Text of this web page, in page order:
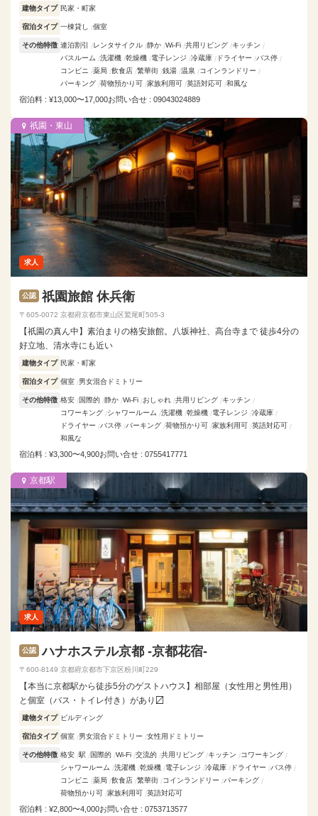
建物タイプ 民家・町家
宿泊タイプ 一棟貸し 個室
その他特徴 連泊割引 レンタサイクル 静か Wi-Fi 共用リビング
キッチン
バスルーム
洗濯機 乾燥機 電子レンジ 冷蔵庫 ドライヤー
バス停
コンビニ
薬局 飲食店 繁華街 銭湯 温泉
コインランドリー
パーキング 荷物預かり可 家族利用可 英語対応可 和風な
宿泊料 : ¥13,000〜17,000お問い合せ : 09043024889
公認 祇園旅館 休兵衛
〒605-0072 京都府京都市東山区鷲尾町505-3
祇園・東山
【祇園の真ん中】素泊まりの格安旅館。八坂神社、高台寺まで 徒歩4分の
好立地、清水寺にも近い
建物タイプ 民家・町家
宿泊タイプ 個室 男女混合ドミトリー
その他特徴 格安 国際的 静か Wi-Fi おしゃれ 共用リビング
キッチン
コワーキング
シャワールーム 洗濯機 乾燥機 電子レンジ
冷蔵庫
ドライヤー
バス停 パーキング 荷物預かり可 家族利用可 英語対応可
和風な
宿泊料 : ¥3,300〜4,900お問い合せ : 0755417771
求人
公認 ハナホステル京都 -京都花宿-
〒600-8149 京都府京都市下京区粉川町229
京都駅
【本当に京都駅から徒歩5分のゲストハウス】相部屋（女性用と男性用）
と個室（バス・トイレ付き）があり〼
建物タイプ ビルディング
宿泊タイプ 個室 男女混合ドミトリー 女性用ドミトリー
その他特徴 格安 駅 国際的 Wi-Fi 交流的 共用リビング キッチン
コワーキング
シャワールーム
洗濯機 乾燥機 電子レンジ 冷蔵庫 ドライヤー
バス停
コンビニ
薬局 飲食店 繁華街 コインランドリー
パーキング
荷物預かり可 家族利用可 英語対応可
宿泊料 : ¥2,800〜4,000お問い合せ : 0753713577
求人